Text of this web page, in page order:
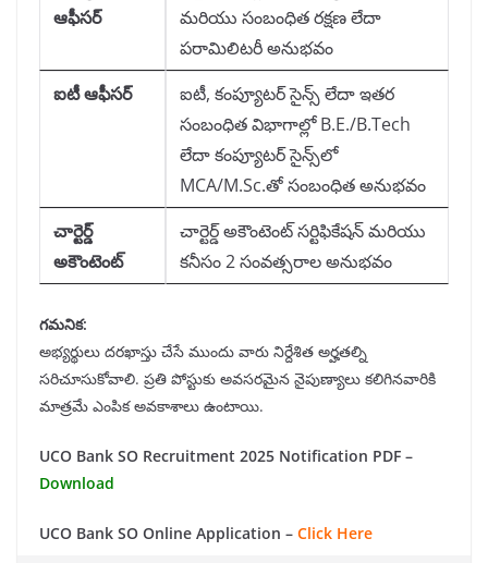
ఆఫీసర్
మరియు సంబంధిత రక్షణ లేదా
పరామిలిటరీ అనుభవం
ఐటీ ఆఫీసర్
ఐటీ, కంప్యూటర్ సైన్స్ లేదా ఇతర
సంబంధిత విభాగాల్లో B.E./B.Tech
లేదా కంప్యూటర్ సైన్స్‌లో
MCA/M.Sc.తో సంబంధిత అనుభవం
చార్టెర్డ్
అకౌంటెంట్
చార్టెర్డ్ అకౌంటెంట్ సర్టిఫికేషన్ మరియు
కనీసం 2 సంవత్సరాల అనుభవం
గమనిక:
అభ్యర్థులు దరఖాస్తు చేసే ముందు వారు నిర్దేశిత అర్హతల్ని
సరిచూసుకోవాలి. ప్రతి పోస్టుకు అవసరమైన నైపుణ్యాలు కలిగినవారికి
మాత్రమే ఎంపిక అవకాశాలు ఉంటాయి.
UCO Bank SO Recruitment 2025 Notification PDF –
Download
UCO Bank SO Online Application – Click Here